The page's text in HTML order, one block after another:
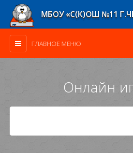
МБОУ «С(К)ОШ №11
ГЛАВНОЕ МЕНЮ
Онлайн